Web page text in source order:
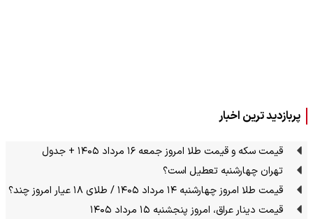
پربازدید ترین اخبار
قیمت سکه و قیمت طلا امروز جمعه ۱۶ مرداد ۱۴۰۵ + جدول
تهران چهارشنبه تعطیل است؟
قیمت طلا امروز چهارشنبه ۱۴ مرداد ۱۴۰۵ / طلای ۱۸ عیار امروز چند؟
قیمت دینار عراق، امروز پنجشنبه ۱۵ مرداد ۱۴۰۵